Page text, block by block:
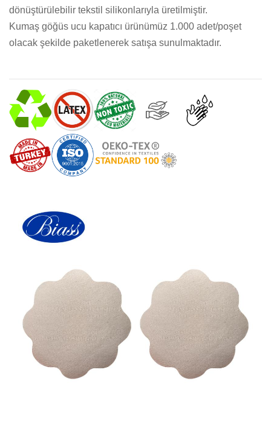
dönüştürülebilir tekstil silikonlarıyla üretilmiştir.
Kumaş göğüs ucu kapatıcı ürünümüz 1.000 adet/poşet
olacak şekilde paketlenerek satışa sunulmaktadır.